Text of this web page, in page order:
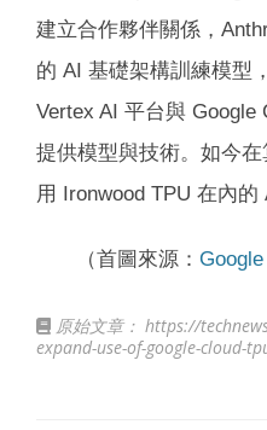
建立合作夥伴關係，
的 AI 基礎架構訓練模型
Vertex AI 平台與 Google
提供模型與技術。如今
用 Ironwood TPU 在內的
（首圖來源：
原始文章： https://
expand-use-of-google-cloud-